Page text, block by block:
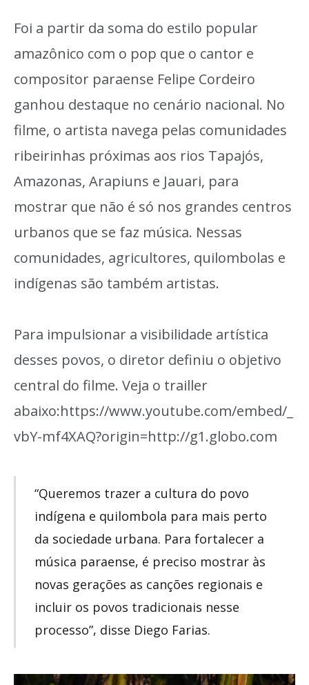
Foi a partir da soma do estilo popular
amazônico com o pop que o cantor e
compositor paraense Felipe Cordeiro
ganhou destaque no cenário nacional. No
filme, o artista navega pelas comunidades
ribeirinhas próximas aos rios Tapajós,
Amazonas, Arapiuns e Jauari, para
mostrar que não é só nos grandes centros
urbanos que se faz música. Nessas
comunidades, agricultores, quilombolas e
indígenas são também artistas.
Para impulsionar a visibilidade artística
desses povos, o diretor definiu o objetivo
central do filme. Veja o trailler
abaixo:https://www.youtube.com/embed/_
vbY-mf4XAQ?origin=http://g1.globo.com
“Queremos trazer a cultura do povo
indígena e quilombola para mais perto
da sociedade urbana. Para fortalecer a
música paraense, é preciso mostrar às
novas gerações as canções regionais e
incluir os povos tradicionais nesse
processo”, disse Diego Farias.